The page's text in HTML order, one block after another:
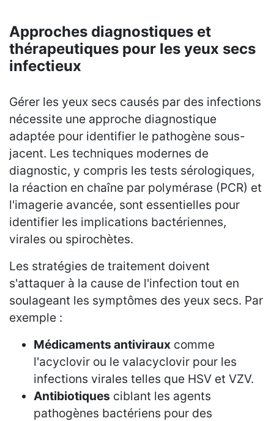
Approches diagnostiques et
thérapeutiques pour les yeux secs
infectieux
Gérer les yeux secs causés par des infections
nécessite une approche diagnostique
adaptée pour identifier le pathogène sous-
jacent. Les techniques modernes de
diagnostic, y compris les tests sérologiques,
la réaction en chaîne par polymérase (PCR) et
l'imagerie avancée, sont essentielles pour
identifier les implications bactériennes,
virales ou spirochètes.
Les stratégies de traitement doivent
s'attaquer à la cause de l'infection tout en
soulageant les symptômes des yeux secs. Par
exemple :
Médicaments antiviraux comme
l'acyclovir ou le valacyclovir pour les
infections virales telles que HSV et VZV.
Antibiotiques ciblant les agents
pathogènes bactériens pour des